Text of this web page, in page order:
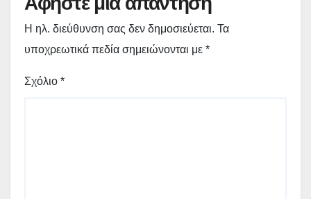
Η ηλ. διεύθυνση σας δεν δημοσιεύεται. Τα
υποχρεωτικά πεδία σημειώνονται με *
Σχόλιο *